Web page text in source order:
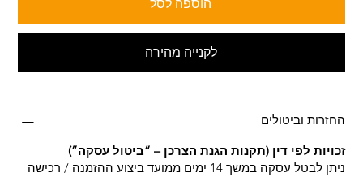
הוספה לסל
לקנייה מהירה
החזרות וביטולים
זכויות לפי דין (תקנות הגנת הצרכן – “ביטול עסקה”)
ניתן לבטל עסקה במשך 14 ימים ממועד ביצוע ההזמנה / רכישה